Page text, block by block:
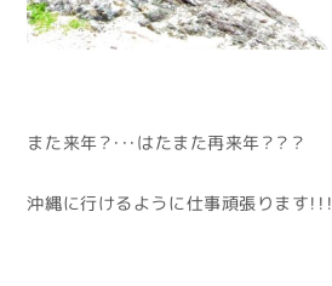
また来年？・・・はたまた再来年？？？
沖縄に行けるように仕事頑張ります！！！